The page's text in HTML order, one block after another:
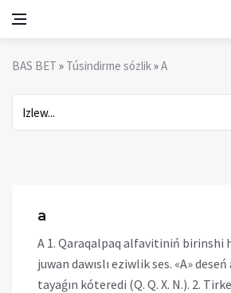
BAS BET » Túsindirme sózlik»A
a
A 1. Qaraqalpaq alfavitiniń birinshi
juwan dawıslı eziwlik ses. «A» deseń
tayaǵın kóteredi (Q. Q. X. N.). 2.